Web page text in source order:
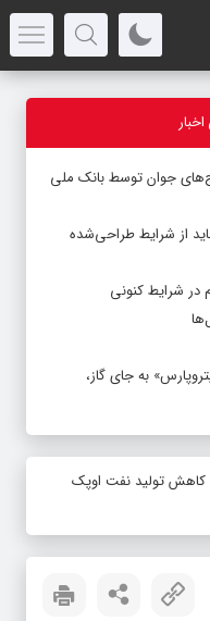
به زوج‌های جوان توسط بانک ملی
از شرایط طراحی‌شده
شرایط کنونی
به جای گاز،
کاهش تولید نفت اوپک